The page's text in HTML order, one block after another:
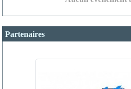
Partenaires